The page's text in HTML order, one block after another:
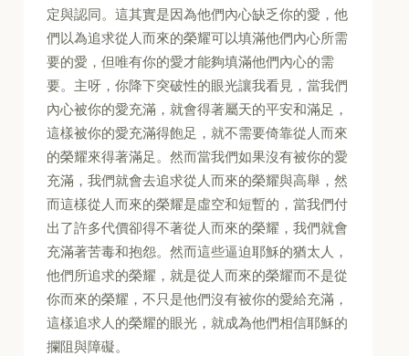
定與認同。這其實是因為他們內心缺乏你的愛，他
們以為追求從人而來的榮耀可以填滿他們內心所需
要的愛，但唯有你的愛才能夠填滿他們內心的需
要。主呀，你降下突破性的眼光讓我看見，當我們
內心被你的愛充滿，就會得著屬天的平安和滿足，
這樣被你的愛充滿得飽足，就不需要倚靠從人而來
的榮耀來得著滿足。然而當我們如果沒有被你的愛
充滿，我們就會去追求從人而來的榮耀與高舉，然
而這樣從人而來的榮耀是虛空和短暫的，當我們付
出了許多代價卻得不著從人而來的榮耀，我們就會
充滿著苦毒和抱怨。然而這些逼迫耶穌的猶太人，
他們所追求的榮耀，就是從人而來的榮耀而不是從
你而來的榮耀，不只是他們沒有被你的愛給充滿，
這樣追求人的榮耀的眼光，就成為他們相信耶穌的
攔阻與障礙。